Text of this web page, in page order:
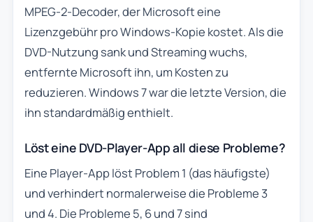
MPEG-2-Decoder, der Microsoft eine
Lizenzgebühr pro Windows-Kopie kostet. Als die
DVD-Nutzung sank und Streaming wuchs,
entfernte Microsoft ihn, um Kosten zu
reduzieren. Windows 7 war die letzte Version, die
ihn standardmäßig enthielt.
Löst eine DVD-Player-App all diese Probleme?
Eine Player-App löst Problem 1 (das häufigste)
und verhindert normalerweise die Probleme 3
und 4. Die Probleme 5, 6 und 7 sind